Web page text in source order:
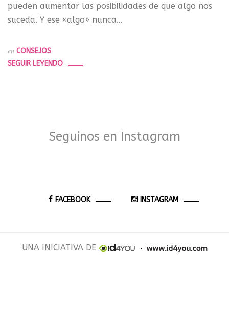
pueden aumentar las posibilidades de que algo nos
suceda. Y ese «algo» nunca…
en CONSEJOS
SEGUIR LEYENDO
Seguinos en Instagram
FACEBOOK INSTAGRAM
UNA INICIATIVA DE